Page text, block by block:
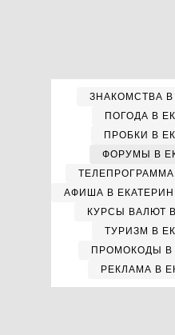
ЗНАКОМСТВА В
ПОГОДА В
ПРОБКИ В
ФОРУМЫ В
АФИША В
КУРСЫ ВАЛЮТ
ТУРИЗМ В
ПРОМОКОДЫ В
РЕКЛАМА В